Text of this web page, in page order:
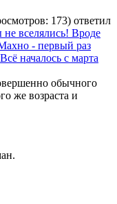
173) ответил
вселялись! Вроде
- первый раз
началось с марта
обычного
же возраста и